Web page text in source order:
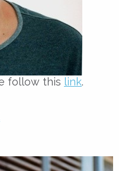
follow this link.